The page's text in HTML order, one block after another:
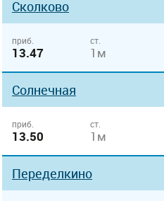
Сколково
приб.
13.47
ст.
1м
Солнечная
приб.
13.50
ст.
1м
Переделкино